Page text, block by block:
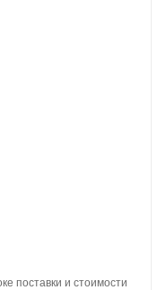
поставки и стоимости